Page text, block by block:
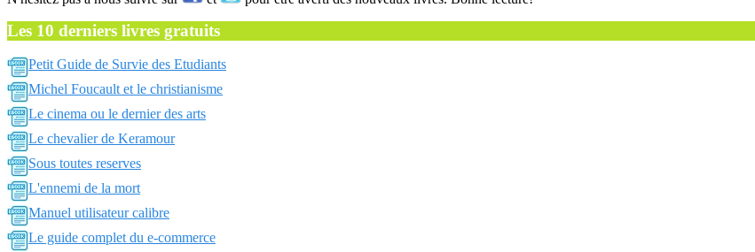
Les 10 derniers livres gratuits
Petit Guide de Survie des Etudiants
Michel Foucault et le christianisme
Le cinema ou le dernier des arts
Le chevalier de Keramour
Sous toutes reserves
L'ennemi de la mort
Manuel utilisateur calibre
Le guide complet du e-commerce